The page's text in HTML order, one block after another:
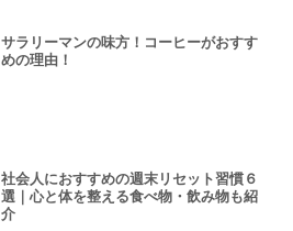
サラリーマンの味方！コーヒーがおすす
めの理由！
社会人におすすめの週末リセット習慣６
選｜心と体を整える食べ物・飲み物も紹
介